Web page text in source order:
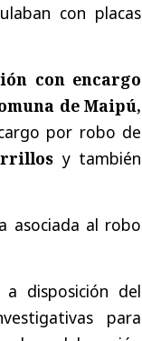
con placas
con encargo
de Maipú,
por robo de
y también
asociada al robo
disposición del
para